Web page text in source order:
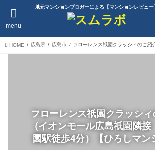
地元マンションブロガーによる【マンションレビュー
menu
HOME 広島県 広島市
フローレンス祇園クラッシ
（イオンモール広島祇園隣
園駅徒歩4分）【ひろしマン